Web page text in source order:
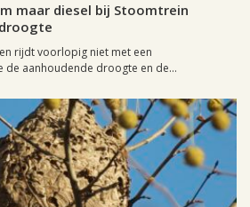
maar diesel bij Stoomtrein
rijdt voorlopig niet met een
de aanhoudende droogte en de...